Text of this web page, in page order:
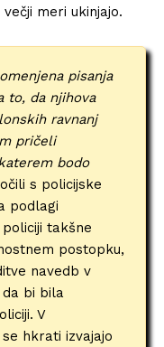
meri ukinjajo.
pisanja
to, da njihova
ravnanj
pričeli
bodo
s policijske
podlagi
takšne
postopku,
navedb v
da bi bila
V
hkrati izvajajo